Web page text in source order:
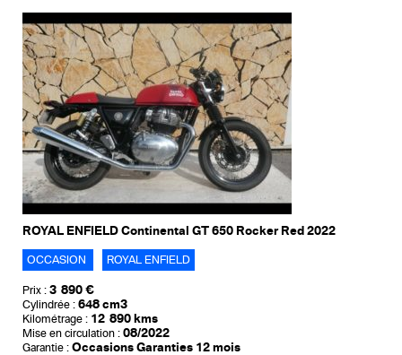
ROYAL ENFIELD Continental GT 650 Rocker Red 2022
OCCASION ROYAL ENFIELD
Prix : 3 890 €
Cylindrée : 648 cm3
Kilométrage : 12 890 kms
Mise en circulation : 08/2022
Garantie : Occasions Garanties 12 mois